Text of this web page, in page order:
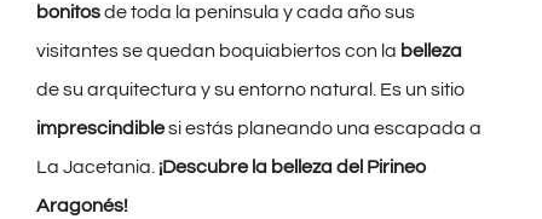
bonitosde toda la península y cada año sus
visitantes se quedan boquiabiertos con la belleza
de su arquitectura y su entorno natural. Es un sitio
imprescindiblesi estás planeando una escapada a
La Jacetania.¡Descubre la belleza del Pirineo
Aragonés!